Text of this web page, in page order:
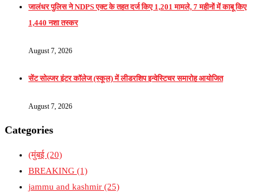
जालंधर पुलिस ने NDPS एक्ट के तहत दर्ज किए 1,201 मामले, 7 महीनों में काबू किए
1,440 नशा तस्कर
August 7, 2026
सेंट सोल्जर इंटर कॉलेज (स्कूल) में लीडरशिप इन्वेस्टिचर समारोह आयोजित
August 7, 2026
Categories
(मुंबई (20)
BREAKING (1)
jammu and kashmir (25)